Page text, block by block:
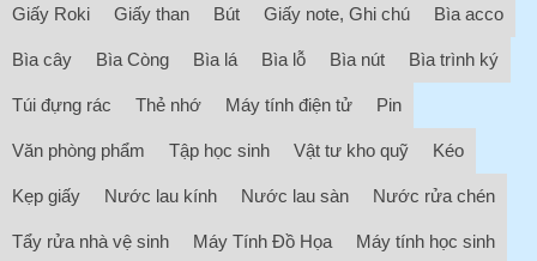
Giấy Roki Giấy than Bút Giấy note, Ghi chú Bìa acco
Bìa cây Bìa Còng Bìa lá Bìa lỗ Bìa nút Bìa trình ký
Túi đựng rác Thẻ nhớ Máy tính điện tử Pin
Văn phòng phẩm Tập học sinh Vật tư kho quỹ Kéo
Kẹp giấy Nước lau kính Nước lau sàn Nước rửa chén
Tẩy rửa nhà vệ sinh Máy Tính Đồ Họa Máy tính học sinh